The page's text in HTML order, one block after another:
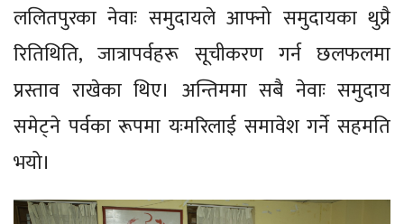
ललितपुरका नेवाः समुदायले आफ्नो समुदायका थुप्रै
रितिथिति, जात्रापर्वहरू सूचीकरण गर्न छलफलमा
प्रस्ताव राखेका थिए। अन्तिममा सबै नेवाः समुदाय
समेट्ने पर्वका रूपमा यःमरिलाई समावेश गर्ने सहमति
भयो।